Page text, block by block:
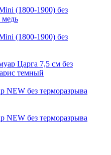
(1800-1900) без
медь
(1800-1900) без
Царга 7,5 см без
темный
NEW без терморазрыва
NEW без терморазрыва